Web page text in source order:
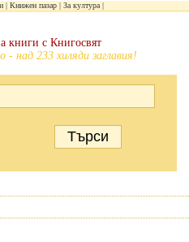
Книжен пазар За култура
- над 233 хиляди заглавия!